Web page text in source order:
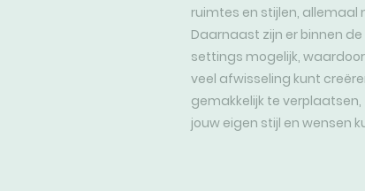
ruimtes en stijlen, allemaal
Daarnaast zijn er binnen
settings mogelijk,
veel afwisseling kunt
gemakkelijk te
jouw eigen stijl en wensen